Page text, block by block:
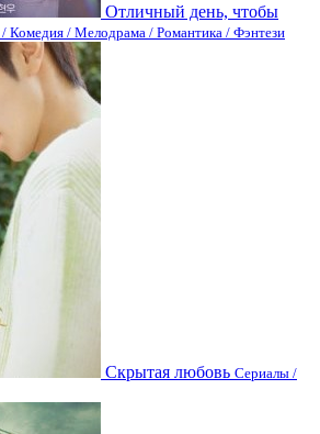
Отличный день, чтобы
Комедия / Мелодрама / Романтика / Фэнтези
Скрытая любовь Сериалы /